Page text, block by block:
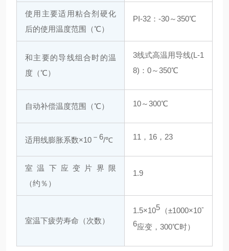
使用主要适用粘合剂硬化
后的使用温度范围（℃）
PI-32：-30～350℃
和主要的导线组合时的温
度（℃）
3线式高温用导线(L-1
8)：0～350℃
自动补偿温度范围（℃） 10～300℃
适用线膨胀系数×10 －6/℃ 11，16，23
室温下应变片界限
（约％）
1.9
室温下疲劳寿命（次数）
1.5×105 （±1000×10-
6应变，300℃时）